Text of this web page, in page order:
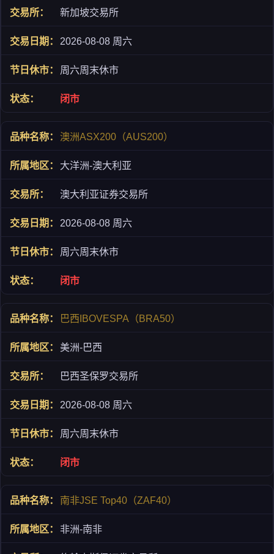
新加坡交易所
2026-08-08 周六
周六周末休市
闭市
澳洲ASX200（AUS200）
大洋洲-澳大利亚
澳大利亚证券交易所
2026-08-08 周六
周六周末休市
闭市
巴西IBOVESPA（BRA50）
美洲-巴西
巴西圣保罗交易所
2026-08-08 周六
周六周末休市
闭市
南非JSE Top40（ZAF40）
非洲-南非